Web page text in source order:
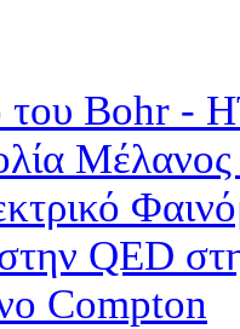
του Bohr -
QED
Compton